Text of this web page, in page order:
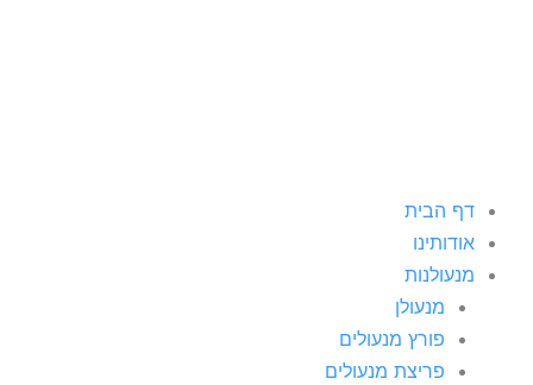
דף הבית
אודותינו
מנעולנות
מנעולן
פורץ מנעולים
פריצת מנעולים